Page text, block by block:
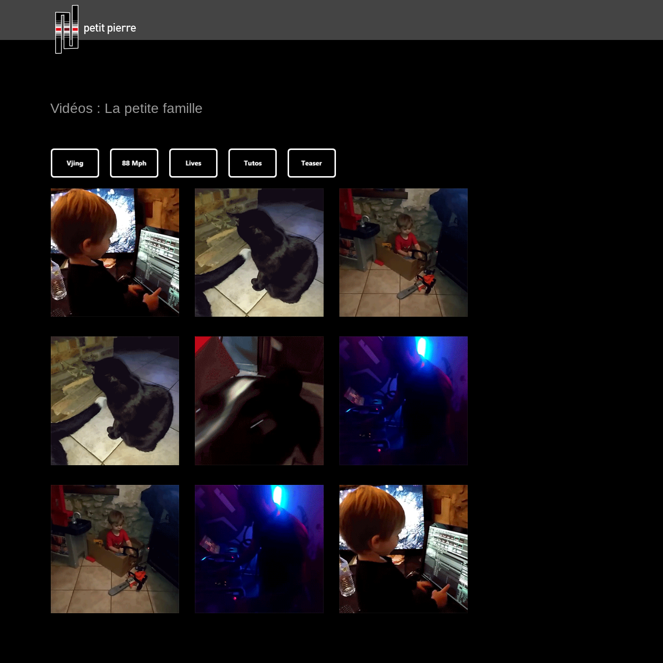
Vidéos : La petite famille